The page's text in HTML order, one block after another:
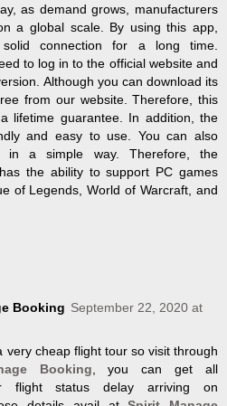
as demand grows, manufacturers
a global scale. By using this app,
connection for a long time.
to log in to the official website and
Although you can download its
from our website. Therefore, this
lifetime guarantee. In addition, the
and easy to use. You can also
in a simple way. Therefore, the
the ability to support PC games
of Legends, World of Warcraft, and
Booking September 22, 2020 at
very cheap flight tour so visit through
Booking, you can get all
flight status delay arriving on